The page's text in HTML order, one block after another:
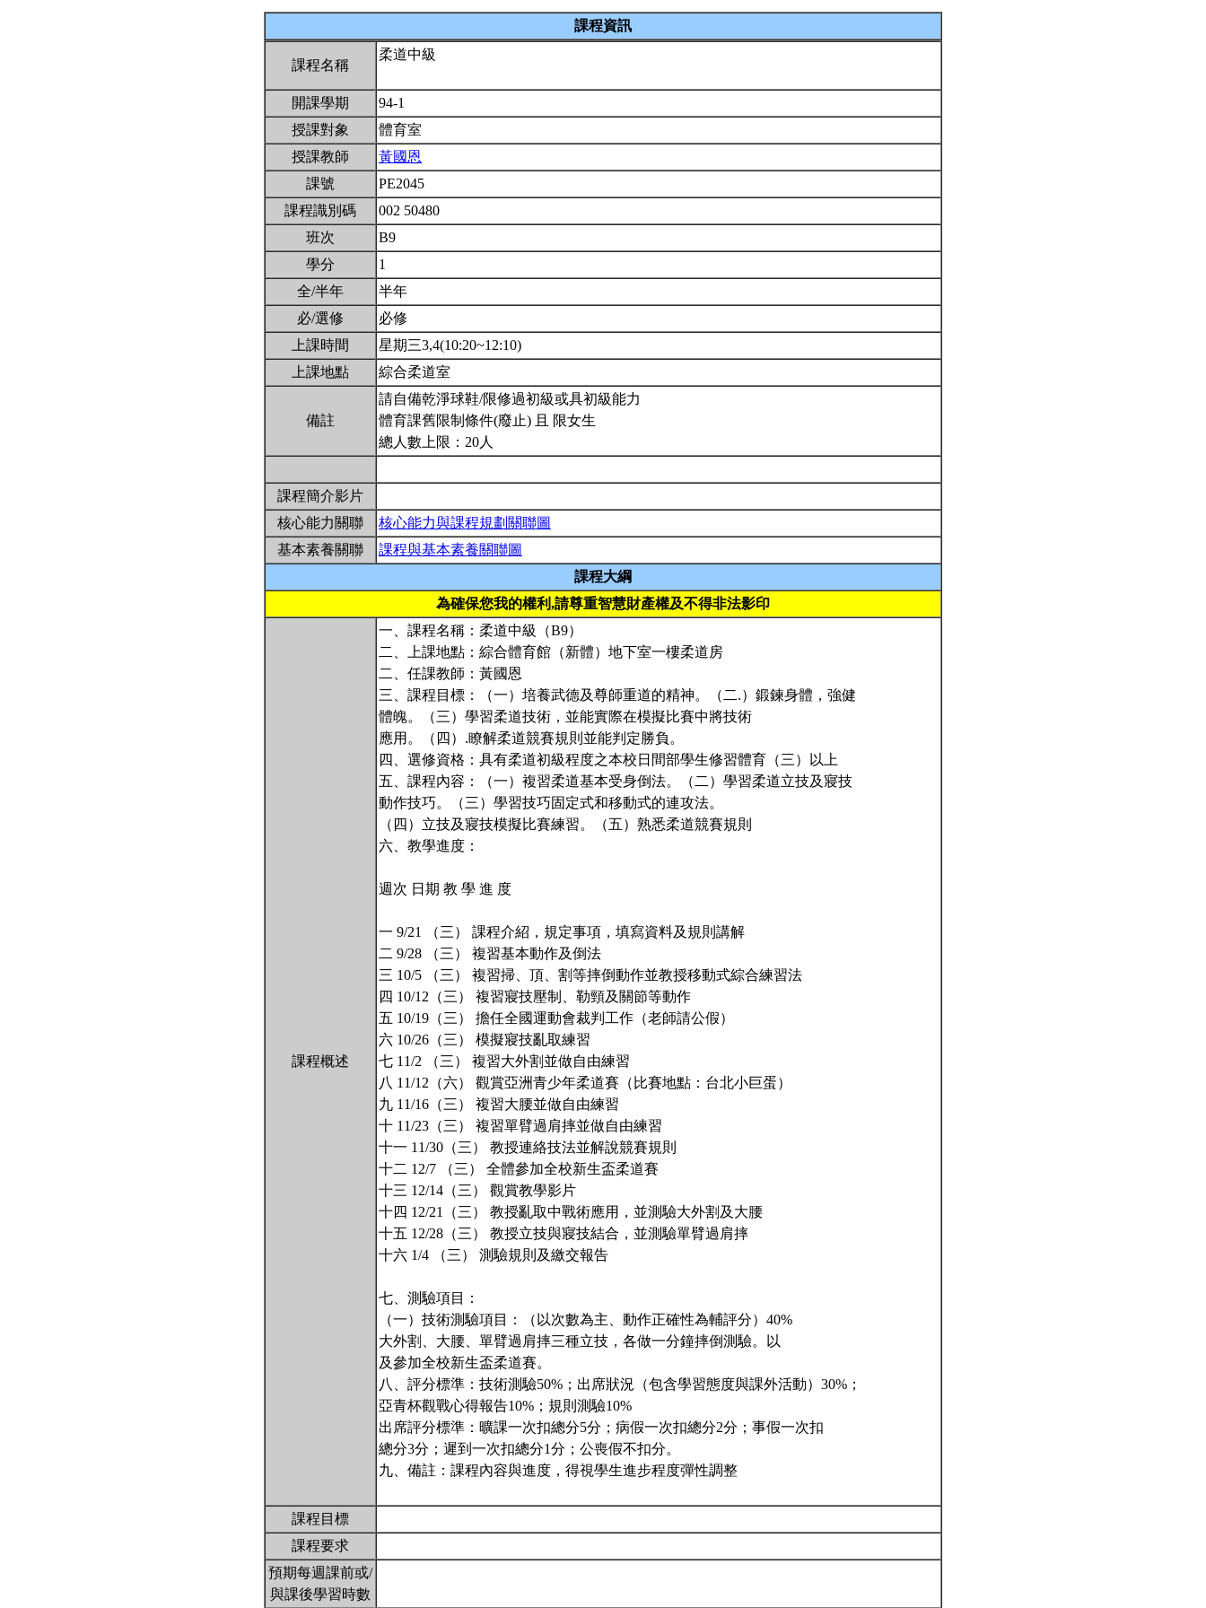
課程資訊
課程名稱
柔道中級
開課學期
94-1
授課對象
體育室
授課教師
黃國恩
課號
PE2045
課程識別碼
002 50480
班次
B9
學分
1
全/半年
半年
必/選修
必修
上課時間
星期三3,4(10:20~12:10)
上課地點
綜合柔道室
備註
請自備乾淨球鞋/限修過初級或具初級能力
體育課舊限制條件(廢止) 且 限女生
總人數上限：20人
課程簡介影片
核心能力關聯
核心能力與課程規劃關聯圖
基本素養關聯
課程與基本素養關聯圖
課程大綱
為確保您我的權利,請尊重智慧財產權及不得非法影印
課程概述
一、課程名稱：柔道中級（B9）
二、上課地點：綜合體育館（新體）地下室一樓柔道房
二、任課教師：黃國恩
三、課程目標：（一）培養武德及尊師重道的精神。（二.）鍛鍊身體，強健
體魄。（三）學習柔道技術，並能實際在模擬比賽中將技術
應用。（四）.瞭解柔道競賽規則並能判定勝負。
四、選修資格：具有柔道初級程度之本校日間部學生修習體育（三）以上
五、課程內容：（一）複習柔道基本受身倒法。（二）學習柔道立技及寢技
動作技巧。（三）學習技巧固定式和移動式的連攻法。
（四）立技及寢技模擬比賽練習。（五）熟悉柔道競賽規則
六、教學進度：
週次 日期 教 學 進 度
一 9/21 （三） 課程介紹，規定事項，填寫資料及規則講解
二 9/28 （三） 複習基本動作及倒法
三 10/5 （三） 複習掃、頂、割等摔倒動作並教授移動式綜合練習法
四 10/12（三） 複習寢技壓制、勒頸及關節等動作
五 10/19（三） 擔任全國運動會裁判工作（老師請公假）
六 10/26（三） 模擬寢技亂取練習
七 11/2 （三） 複習大外割並做自由練習
八 11/12（六） 觀賞亞洲青少年柔道賽（比賽地點：台北小巨蛋）
九 11/16（三） 複習大腰並做自由練習
十 11/23（三） 複習單臂過肩摔並做自由練習
十一 11/30（三） 教授連絡技法並解說競賽規則
十二 12/7 （三） 全體參加全校新生盃柔道賽
十三 12/14（三） 觀賞教學影片
十四 12/21（三） 教授亂取中戰術應用，並測驗大外割及大腰
十五 12/28（三） 教授立技與寢技結合，並測驗單臂過肩摔
十六 1/4 （三） 測驗規則及繳交報告
七、測驗項目：
（一）技術測驗項目：（以次數為主、動作正確性為輔評分）40%
大外割、大腰、單臂過肩摔三種立技，各做一分鐘摔倒測驗。以
及參加全校新生盃柔道賽。
八、評分標準：技術測驗50%；出席狀況（包含學習態度與課外活動）30%；
亞青杯觀戰心得報告10%；規則測驗10%
出席評分標準：曠課一次扣總分5分；病假一次扣總分2分；事假一次扣
總分3分；遲到一次扣總分1分；公喪假不扣分。
九、備註：課程內容與進度，得視學生進步程度彈性調整
課程目標
課程要求
預期每週課前或/
與課後學習時數